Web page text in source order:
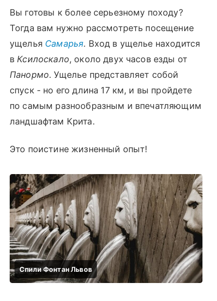
Вы готовы к более серьезному походу?
Тогда вам нужно рассмотреть посещение
ущелья Самарья. Вход в ущелье находится
в Ксилоскало, около двух часов езды от
Панормо. Ущелье представляет собой
спуск - но его длина 17 км, и вы пройдете
по самым разнообразным и впечатляющим
ландшафтам Крита.
Это поистине жизненный опыт!